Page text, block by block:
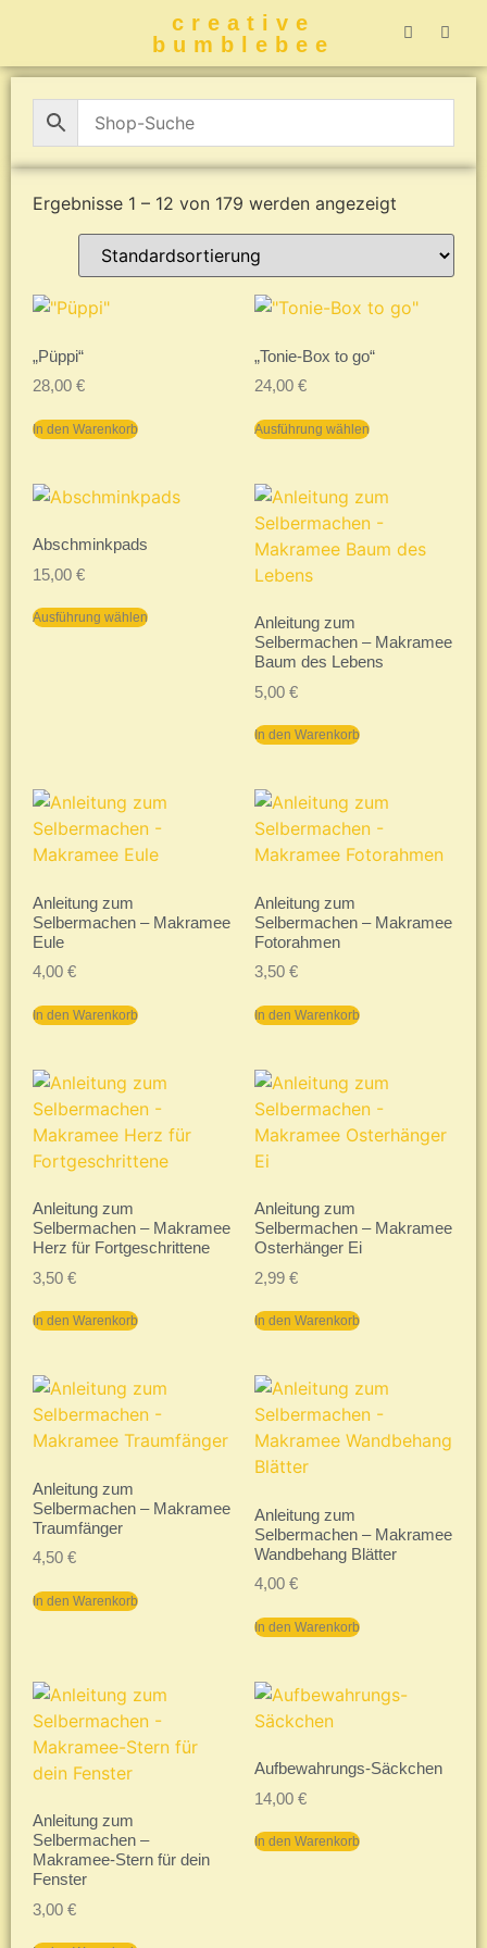
creative
bumblebee
Ergebnisse 1 – 12 von 179 werden angezeigt
„Püppi“
28,00 €
In den Warenkorb
„Tonie-Box to go“
24,00 €
Ausführung wählen
Abschminkpads
15,00 €
Ausführung wählen
Anleitung zum
Selbermachen – Makramee
Baum des Lebens
5,00 €
In den Warenkorb
Anleitung zum
Selbermachen – Makramee
Eule
4,00 €
In den Warenkorb
Anleitung zum
Selbermachen – Makramee
Fotorahmen
3,50 €
In den Warenkorb
Anleitung zum
Selbermachen – Makramee
Herz für Fortgeschrittene
3,50 €
In den Warenkorb
Anleitung zum
Selbermachen – Makramee
Osterhänger Ei
2,99 €
In den Warenkorb
Anleitung zum
Selbermachen – Makramee
Traumfänger
4,50 €
In den Warenkorb
Anleitung zum
Selbermachen – Makramee
Wandbehang Blätter
4,00 €
In den Warenkorb
Anleitung zum
Selbermachen –
Makramee-Stern für dein
Fenster
3,00 €
Aufbewahrungs-Säckchen
14,00 €
In den Warenkorb